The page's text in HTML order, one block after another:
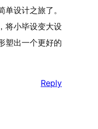
设计之旅了。
将小毕设变大设
塑出一个更好的
Reply